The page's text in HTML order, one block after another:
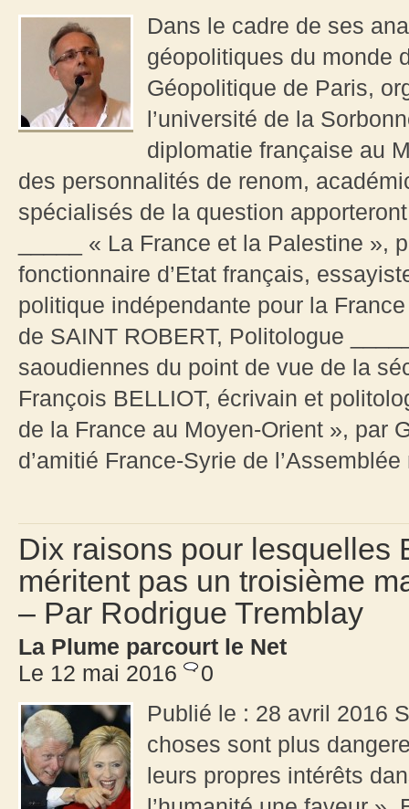
Dans le cadre de ses
géopolitiques du monde
Géopolitique de Paris,
l’université de la
diplomatie française au
des personnalités de renom,
spécialisés de la question
_____ « La France et la Palestine »,
fonctionnaire d’Etat français,
politique indépendante pour la
de SAINT ROBERT, Politologue
saoudiennes du point de vue de la
François BELLIOT, écrivain et
de la France au Moyen-Orient », par
d’amitié France-Syrie de
Dix raisons pour lesquelles
méritent pas un troisième
– Par Rodrigue Tremblay
La Plume parcourt le Net
Le 12 mai 2016
0
Publié le : 28 avril 2016
choses sont plus
leurs propres intérêts